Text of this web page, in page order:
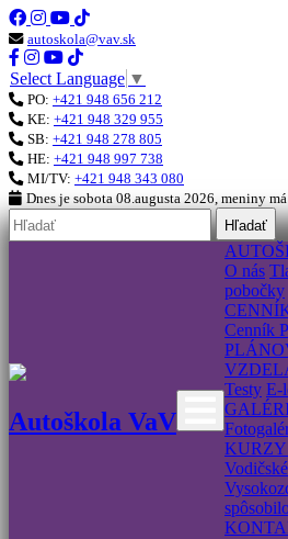
autoskola@vav.sk
Select Language ▼
PO: +421 948 656 212
KE: +421 948 329 955
SB: +421 948 278 805
HE: +421 948 997 738
MI/TV: +421 948 343 080
Dnes je sobota 08.augusta 2026, meniny má
Hľadať
Autoškola VaV
O nás
pobočky
Cenník
Testy E-